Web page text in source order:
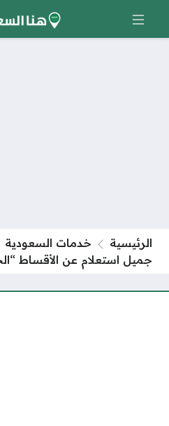
الرئيسية خدمات السعودية
جميل استعلام عن الأقساط